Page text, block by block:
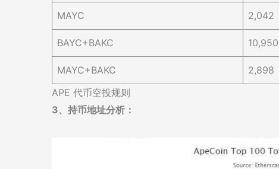
MAYC 2,042
BAYC+BAKC 10,950
MAYC+BAKC
2,898
APE 代币空投规则
3、持币地址分析：